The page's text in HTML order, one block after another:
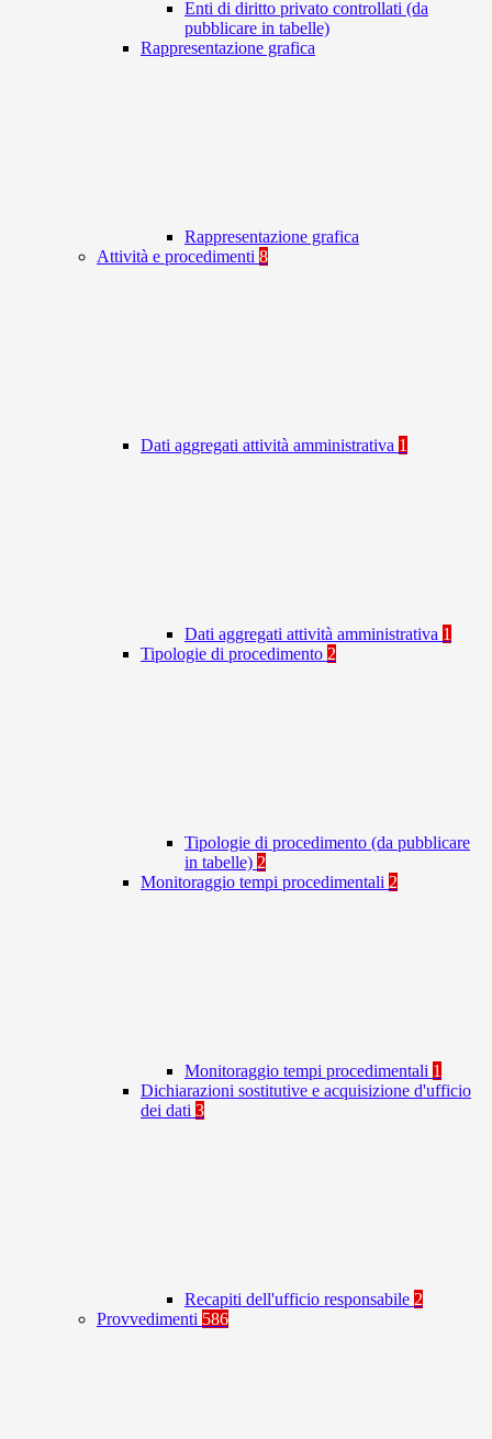
Enti di diritto privato controllati (da
pubblicare in tabelle)
Rappresentazione grafica
Rappresentazione grafica
Attività e procedimenti 8
Dati aggregati attività amministrativa 1
Dati aggregati attività amministrativa 1
Tipologie di procedimento 2
Tipologie di procedimento (da pubblicare
in tabelle) 2
Monitoraggio tempi procedimentali 2
Monitoraggio tempi procedimentali 1
Dichiarazioni sostitutive e acquisizione d'ufficio
dei dati 3
Recapiti dell'ufficio responsabile 2
Provvedimenti 586